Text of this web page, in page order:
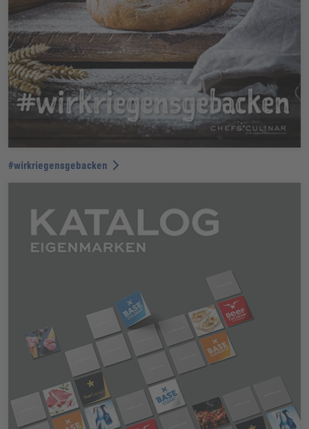
#wirkriegensgebacken